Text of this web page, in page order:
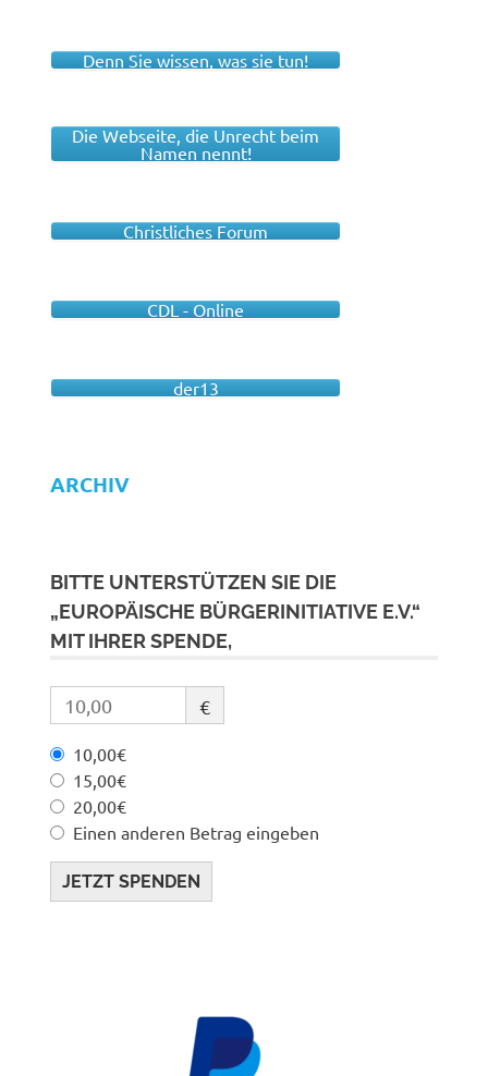
Denn Sie wissen, was sie tun!
Die Webseite, die Unrecht beim
Namen nennt!
Christliches Forum
CDL - Online
der13
ARCHIV
BITTE UNTERSTÜTZEN SIE DIE
„EUROPÄISCHE BÜRGERINITIATIVE E.V.“
MIT IHRER SPENDE,
€
10,00€
15,00€
20,00€
Einen anderen Betrag eingeben
JETZT SPENDEN